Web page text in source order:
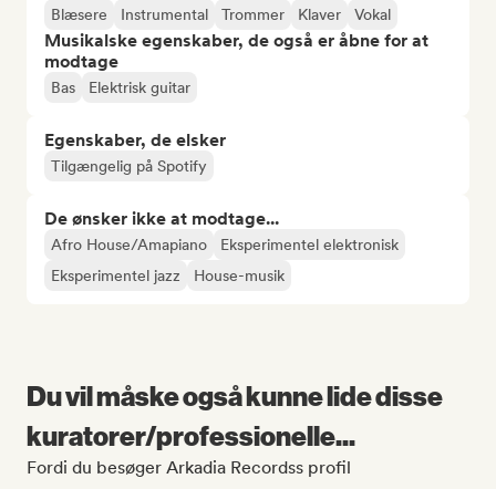
Blæsere Instrumental Trommer Klaver Vokal
Musikalske egenskaber, de også er åbne for at
modtage
Bas Elektrisk guitar
Egenskaber, de elsker
Tilgængelig på Spotify
De ønsker ikke at modtage...
Afro House/Amapiano
Eksperimentel elektronisk
Eksperimentel jazz
House-musik
Du vil måske også kunne lide disse
kuratorer/professionelle...
Fordi du besøger Arkadia Recordss profil